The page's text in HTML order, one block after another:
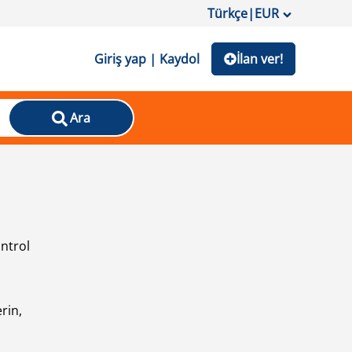
Türkçe|EUR
Giriş yap | Kaydol İlan ver!
Ara